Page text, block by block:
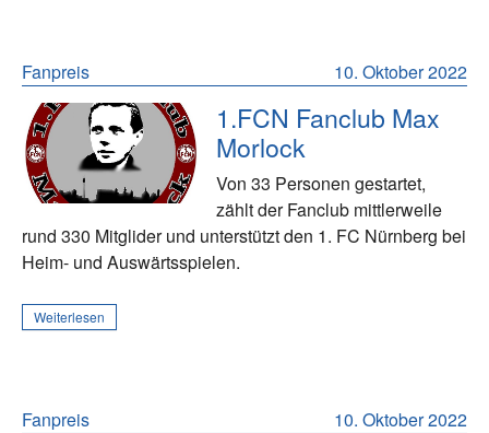
10. Oktober 2022
Fanpreis
1.FCN Fanclub Max
Morlock
Von 33 Personen gestartet,
zählt der Fanclub mittlerweile
rund 330 Mitglider und unterstützt den 1. FC Nürnberg bei
Heim- und Auswärtsspielen.
Weiterlesen
10. Oktober 2022
Fanpreis